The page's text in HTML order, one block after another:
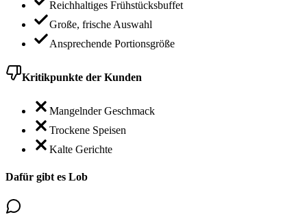
Reichhaltiges Frühstücksbuffet
Große, frische Auswahl
Ansprechende Portionsgröße
Kritikpunkte der Kunden
Mangelnder Geschmack
Trockene Speisen
Kalte Gerichte
Dafür gibt es Lob